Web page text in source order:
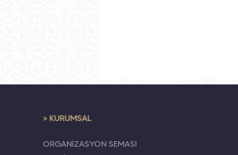
> KURUMSAL
ORGANİZASYON ŞEMASI